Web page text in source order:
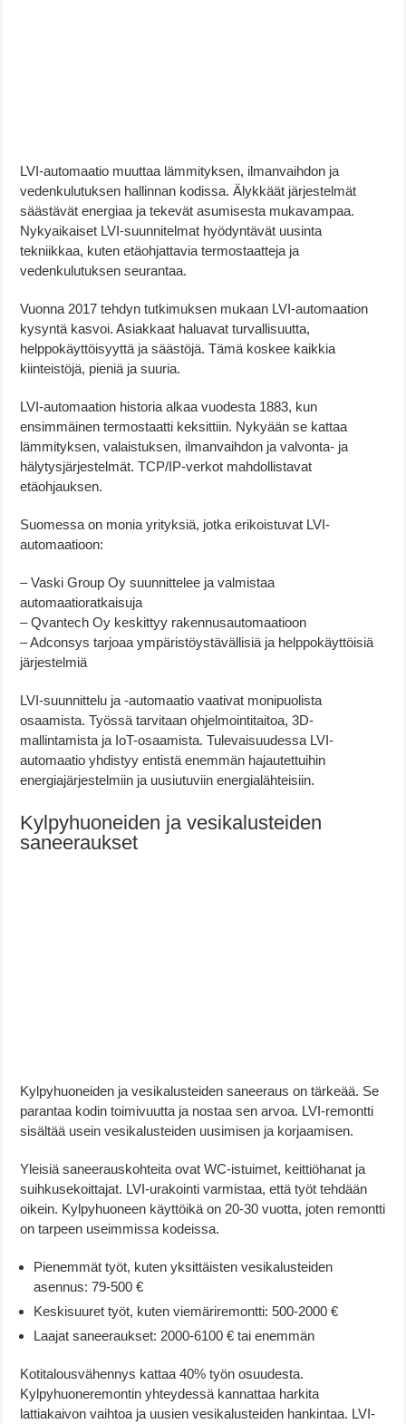
LVI-automaatio muuttaa lämmityksen, ilmanvaihdon ja
vedenkulutuksen hallinnan kodissa. Älykkäät järjestelmät
säästävät energiaa ja tekevät asumisesta mukavampaa.
Nykyaikaiset LVI-suunnitelmat hyödyntävät uusinta
tekniikkaa, kuten etäohjattavia termostaatteja ja
vedenkulutuksen seurantaa.
Vuonna 2017 tehdyn tutkimuksen mukaan LVI-automaation
kysyntä kasvoi. Asiakkaat haluavat turvallisuutta,
helppokäyttöisyyttä ja säästöjä. Tämä koskee kaikkia
kiinteistöjä, pieniä ja suuria.
LVI-automaation historia alkaa vuodesta 1883, kun
ensimmäinen termostaatti keksittiin. Nykyään se kattaa
lämmityksen, valaistuksen, ilmanvaihdon ja valvonta- ja
hälytysjärjestelmät. TCP/IP-verkot mahdollistavat
etäohjauksen.
Suomessa on monia yrityksiä, jotka erikoistuvat LVI-
automaatioon:
– Vaski Group Oy suunnittelee ja valmistaa
automaatioratkaisuja
– Qvantech Oy keskittyy rakennusautomaatioon
– Adconsys tarjoaa ympäristöystävällisiä ja helppokäyttöisiä
järjestelmiä
LVI-suunnittelu ja -automaatio vaativat monipuolista
osaamista. Työssä tarvitaan ohjelmointitaitoa, 3D-
mallintamista ja IoT-osaamista. Tulevaisuudessa LVI-
automaatio yhdistyy entistä enemmän hajautettuihin
energiajärjestelmiin ja uusiutuviin energialähteisiin.
Kylpyhuoneiden ja vesikalusteiden
saneeraukset
Kylpyhuoneiden ja vesikalusteiden saneeraus on tärkeää. Se
parantaa kodin toimivuutta ja nostaa sen arvoa. LVI-remontti
sisältää usein vesikalusteiden uusimisen ja korjaamisen.
Yleisiä saneerauskohteita ovat WC-istuimet, keittiöhanat ja
suihkusekoittajat. LVI-urakointi varmistaa, että työt tehdään
oikein. Kylpyhuoneen käyttöikä on 20-30 vuotta, joten remontti
on tarpeen useimmissa kodeissa.
Pienemmät työt, kuten yksittäisten vesikalusteiden
asennus: 79-500 €
Keskisuuret työt, kuten viemäriremontti: 500-2000 €
Laajat saneeraukset: 2000-6100 € tai enemmän
Kotitalousvähennys kattaa 40% työn osuudesta.
Kylpyhuoneremontin yhteydessä kannattaa harkita
lattiakaivon vaihtoa ja uusien vesikalusteiden hankintaa. LVI-